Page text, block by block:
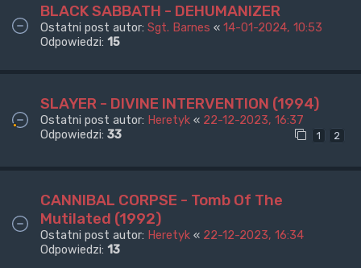
BLACK SABBATH - DEHUMANIZER
Ostatni post autor: Sgt. Barnes « 14-01-2024, 10:53
Odpowiedzi: 15
SLAYER - DIVINE INTERVENTION (1994)
Ostatni post autor: Heretyk « 22-12-2023, 16:37
Odpowiedzi: 33 1 2
CANNIBAL CORPSE - Tomb Of The
Mutilated (1992)
Ostatni post autor: Heretyk « 22-12-2023, 16:34
Odpowiedzi: 13